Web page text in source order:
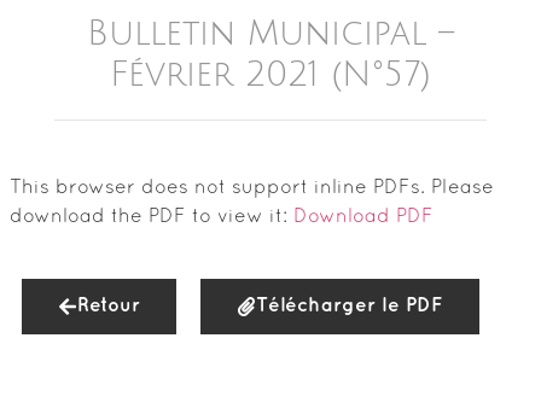
Bulletin Municipal –
Février 2021 (n°57)
This browser does not support inline PDFs. Please
download the PDF to view it: Download PDF
Retour Télécharger le PDF